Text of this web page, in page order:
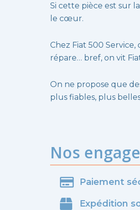
Si cette pièce est sur
le cœur.
Chez Fiat 500 Service,
répare… bref, on vit
On ne propose que
plus fiables, plus
Nos
Paiement
Expédition